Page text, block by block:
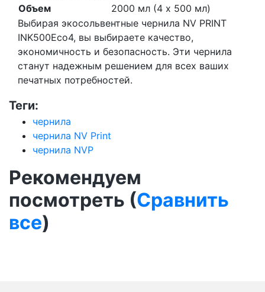
Объем
2000 мл (4 x 500 мл)
Выбирая экосольвентные чернила NV PRINT
INK500Eco4, вы выбираете качество,
экономичность и безопасность. Эти чернила
станут надежным решением для всех ваших
печатных потребностей.
Теги:
чернила
чернила NV Print
чернила NVP
Рекомендуем
посмотреть (Сравнить
все)